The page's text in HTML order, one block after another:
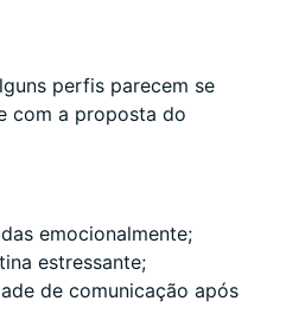
perfis parecem se
com a proposta do
emocionalmente;
estressante;
de comunicação após